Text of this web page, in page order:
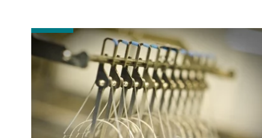
-
Quel
indice
d’amincissement